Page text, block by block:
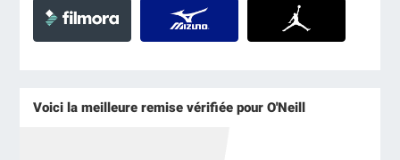
Voici la meilleure remise vérifiée pour O'Neill